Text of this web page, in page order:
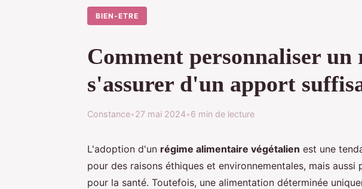
BIEN-ETRE
Comment personnaliser
s'assurer d'un apport
Constance•27 mai 2024•6 min de lecture
L'adoption d'un régime alimentaire végétalien est une
pour des raisons éthiques et environnementales, mais aussi
pour la santé. Toutefois, une alimentation déterminée